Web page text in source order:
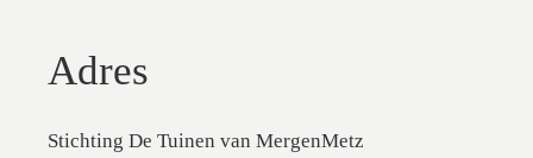
Adres
Stichting De Tuinen van MergenMetz